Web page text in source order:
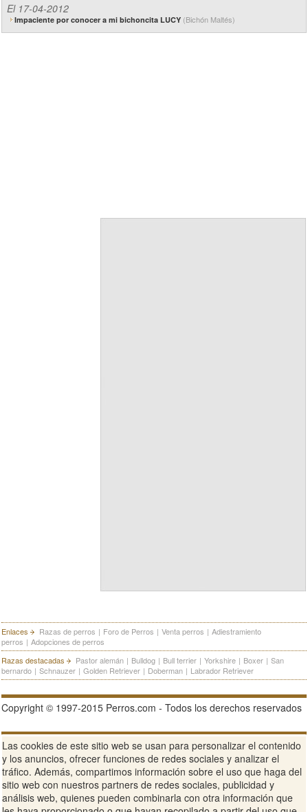
El 17-04-2012
Impaciente por conocer a mi bichoncita LUCY (Bichón Maltés)
Enlaces Razas de perros | Foro de Perros | Venta perros | Adiestramiento
perros | Adopciones de perros
Razas destacadas
Pastor alemán | Bulldog | Bull terrier | Yorkshire | Boxer | San
bernardo | Schnauzer | Golden Retriever | Doberman | Labrador Retriever
Copyright © 1997-2015 Perros.com - Todos los derechos reservados
Publicidad en Perros.com | Contacte | Aviso Legal Política de
privacidad | Condiciones de uso
Ver sitio web completo
Las cookies de este sitio web se usan para personalizar el contenido
y los anuncios, ofrecer funciones de redes sociales y analizar el
tráfico. Además, compartimos información sobre el uso que haga del
sitio web con nuestros partners de redes sociales, publicidad y
análisis web, quienes pueden combinarla con otra información que